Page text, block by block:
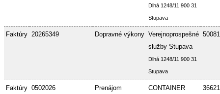
Dlhá 1248/11 900 31
Stupava
Faktúry 20265349 Dopravné výkony Verejnoprospešné
služby Stupava
Dlhá 1248/11 900 31
Stupava
Faktúry 0502026
Prenájom
CONTAINER